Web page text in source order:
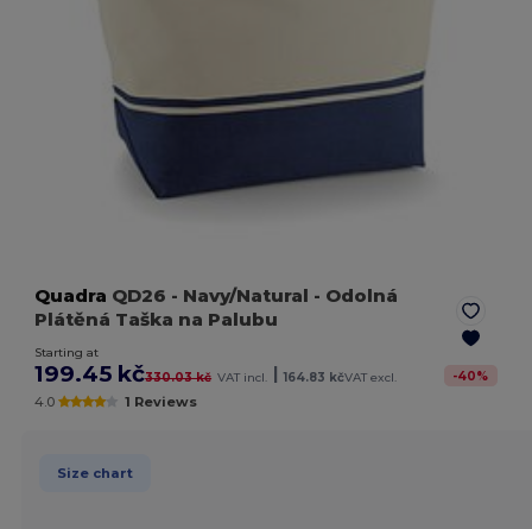
Quadra QD26 - Navy/Natural - Odolná
Plátěná Taška na Palubu
Starting at
199.45 kč330.03 kč VAT incl. | 164.83 kčVAT excl. -40%
4.0 1 Reviews
Size chart